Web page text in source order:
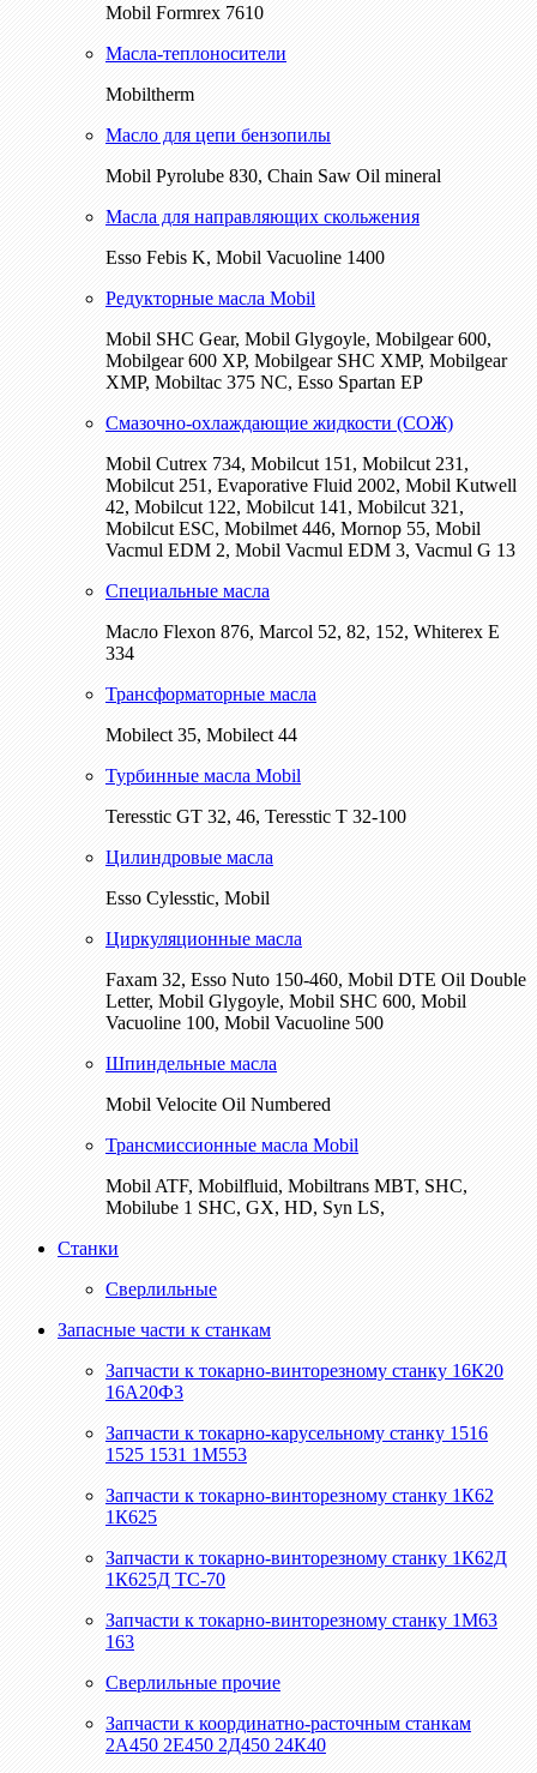
Mobil Formrex 7610
Масла-теплоносители
Mobiltherm
Масло для цепи бензопилы
Mobil Pyrolube 830, Chain Saw Oil mineral
Масла для направляющих скольжения
Esso Febis K, Mobil Vacuoline 1400
Редукторные масла Mobil
Mobil SHC Gear, Mobil Glygoyle, Mobilgear 600,
Mobilgear 600 XP, Mobilgear SHC XMP, Mobilgear
XМP, Mobiltac 375 NC, Esso Spartan EP
Смазочно-охлаждающие жидкости (СОЖ)
Mobil Cutrex 734, Mobilcut 151, Mobilcut 231,
Mobilcut 251, Evaporative Fluid 2002, Mobil Kutwell
42, Mobilcut 122, Mobilcut 141, Mobilcut 321,
Mobilcut ESC, Mobilmet 446, Mornop 55, Mobil
Vacmul EDM 2, Mobil Vacmul EDM 3, Vacmul G 13
Специальные масла
Масло Flexon 876, Marcol 52, 82, 152, Whiterex E
334
Трансформаторные масла
Mobilect 35, Mobilect 44
Турбинные масла Mobil
Teresstic GT 32, 46, Teresstic T 32-100
Цилиндровые масла
Esso Cylesstic, Mobil
Циркуляционные масла
Faxam 32, Esso Nuto 150-460, Mobil DTE Oil Double
Letter, Mobil Glygoyle, Mobil SHC 600, Mobil
Vacuoline 100, Mobil Vacuoline 500
Шпиндельные масла
Mobil Velocite Oil Numbered
Трансмиссионные масла Mobil
Mobil ATF, Mobilfluid, Mobiltrans MBT, SHC,
Mobilube 1 SHC, GX, HD, Syn LS,
Станки
Сверлильные
Запасные части к станкам
Запчасти к токарно-винторезному станку 16К20
16А20Ф3
Запчасти к токарно-карусельному станку 1516
1525 1531 1М553
Запчасти к токарно-винторезному станку 1К62
1К625
Запчасти к токарно-винторезному станку 1К62Д
1К625Д ТС-70
Запчасти к токарно-винторезному станку 1М63
163
Сверлильные прочие
Запчасти к координатно-расточным станкам
2А450 2Е450 2Д450 24К40